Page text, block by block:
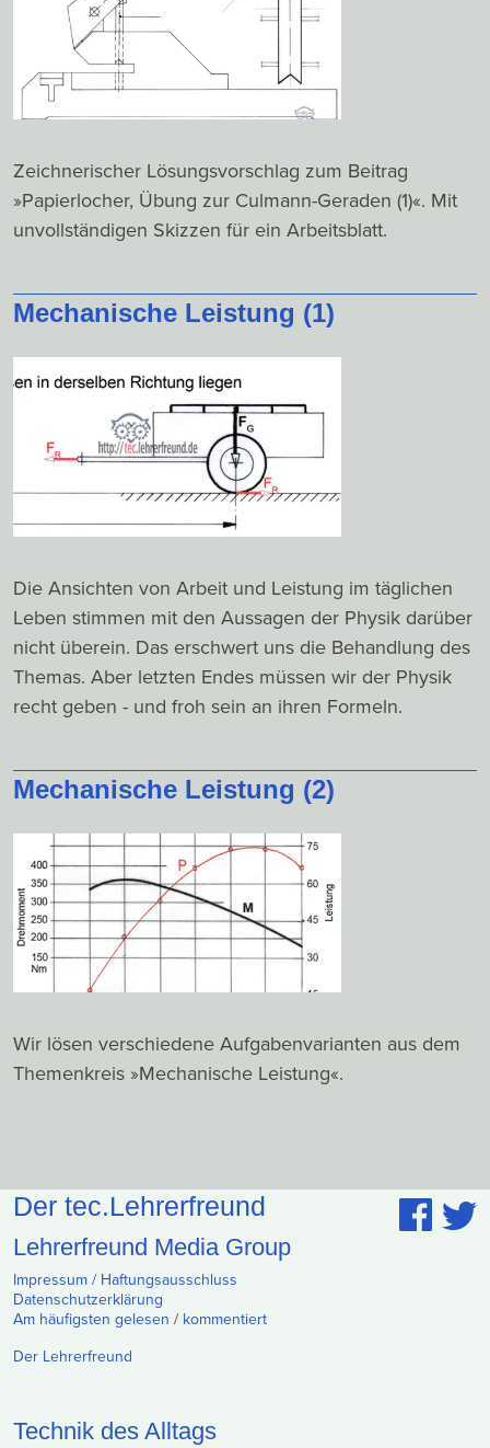
Zeichnerischer Lösungsvorschlag zum Beitrag
»Papierlocher, Übung zur Culmann-Geraden (1)«. Mit
unvollständigen Skizzen für ein Arbeitsblatt.
Mechanische Leistung (1)
Die Ansichten von Arbeit und Leistung im täglichen
Leben stimmen mit den Aussagen der Physik darüber
nicht überein. Das erschwert uns die Behandlung des
Themas. Aber letzten Endes müssen wir der Physik
recht geben - und froh sein an ihren Formeln.
Mechanische Leistung (2)
Wir lösen verschiedene Aufgabenvarianten aus dem
Themenkreis »Mechanische Leistung«.
Der tec.Lehrerfreund
Lehrerfreund Media Group
Impressum / Haftungsausschluss
Datenschutzerklärung
Am häufigsten gelesen / kommentiert
Der Lehrerfreund
Technik des Alltags